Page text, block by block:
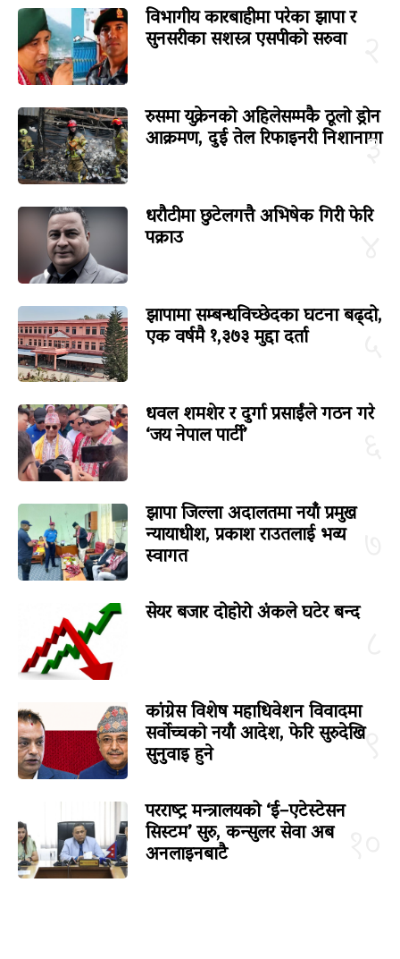
विभागीय कारबाहीमा परेका झापा र
सुनसरीका सशस्त्र एसपीको सरुवा
३
रुसमा युक्रेनको अहिलेसम्मकै ठूलो ड्रोन
आक्रमण, दुई तेल रिफाइनरी निशानामा
धरौटीमा छुटेलगत्तै अभिषेक गिरी फेरि
पक्राउ
झापामा सम्बन्धविच्छेदका घटना बढ्दो,
एक वर्षमै १,३७३ मुद्दा दर्ता
धवल शमशेर र दुर्गा प्रसाईंले गठन गरे
‘जय नेपाल पार्टी’
झापा जिल्ला अदालतमा नयाँ प्रमुख
न्यायाधीश, प्रकाश राउतलाई भव्य
स्वागत
सेयर बजार दोहोरो अंकले घटेर बन्द
९
कांग्रेस विशेष महाधिवेशन विवादमा
सर्वोच्चको नयाँ आदेश, फेरि सुरुदेखि
सुनुवाइ हुने
परराष्ट्र मन्त्रालयको ‘ई–एटेस्टेसन
सिस्टम’ सुरु, कन्सुलर सेवा अब
अनलाइनबाटै